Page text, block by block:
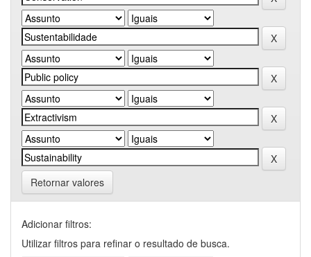
Retornar valores
Adicionar filtros:
Utilizar filtros para refinar o resultado de busca.